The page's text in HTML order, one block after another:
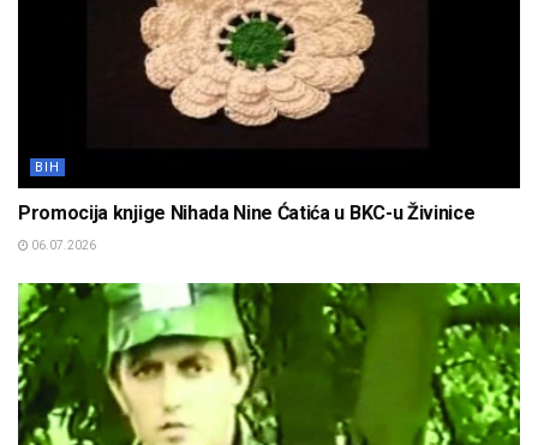
BIH
Promocija knjige Nihada Nine Ćatića u BKC-u Živinice
06.07.2026